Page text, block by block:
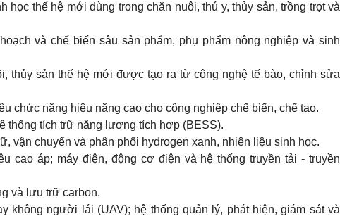
học thế hệ mới dùng trong chăn nuôi, thú y, thủy sản, trồng trọt và
và chế biến sâu sản phẩm, phụ phẩm nông nghiệp và sinh
thủy sản thế hệ mới được tạo ra từ công nghệ tế bào, chỉnh sửa
chức năng hiệu năng cao cho công nghiệp chế biến, chế tạo.
thống tích trữ năng lượng tích hợp (BESS).
vận chuyển và phân phối hydrogen xanh, nhiên liệu sinh học.
cao áp; máy điện, động cơ điện và hệ thống truyền tải - truyền
và lưu trữ carbon.
không người lái (UAV); hệ thống quản lý, phát hiện, giám sát và